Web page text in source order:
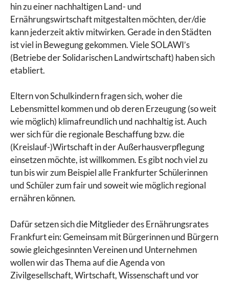
hin zu einer nachhaltigen Land- und
Ernährungswirtschaft mitgestalten möchten, der/die
kann jederzeit aktiv mitwirken. Gerade in den Städten
ist viel in Bewegung gekommen. Viele SOLAWI’s
(Betriebe der Solidarischen Landwirtschaft) haben sich
etabliert.
Eltern von Schulkindern fragen sich, woher die
Lebensmittel kommen und ob deren Erzeugung (so weit
wie möglich) klimafreundlich und nachhaltig ist. Auch
wer sich für die regionale Beschaffung bzw. die
(Kreislauf-)Wirtschaft in der Außerhausverpflegung
einsetzen möchte, ist willkommen. Es gibt noch viel zu
tun bis wir zum Beispiel alle Frankfurter Schülerinnen
und Schüler zum fair und soweit wie möglich regional
ernähren können.
Dafür setzen sich die Mitglieder des Ernährungsrates
Frankfurt ein: Gemeinsam mit Bürgerinnen und Bürgern
sowie gleichgesinnten Vereinen und Unternehmen
wollen wir das Thema auf die Agenda von
Zivilgesellschaft, Wirtschaft, Wissenschaft und vor